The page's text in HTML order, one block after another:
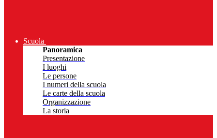
Scuola
Panoramica
Presentazione
I luoghi
Le persone
I numeri della scuola
Le carte della scuola
Organizzazione
La storia